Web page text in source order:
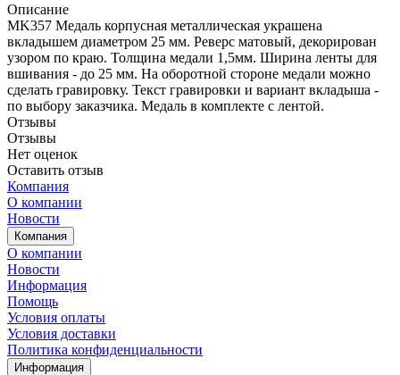
Описание
MK357 Медаль корпусная металлическая украшена
вкладышем диаметром 25 мм. Реверс матовый, декорирован
узором по краю. Толщина медали 1,5мм. Ширина ленты для
вшивания - до 25 мм. На оборотной стороне медали можно
сделать гравировку. Текст гравировки и вариант вкладыша -
по выбору заказчика. Медаль в комплекте с лентой.
Отзывы
Отзывы
Нет оценок
Оставить отзыв
Компания
О компании
Новости
Компания
О компании
Новости
Информация
Помощь
Условия оплаты
Условия доставки
Политика конфиденциальности
Информация